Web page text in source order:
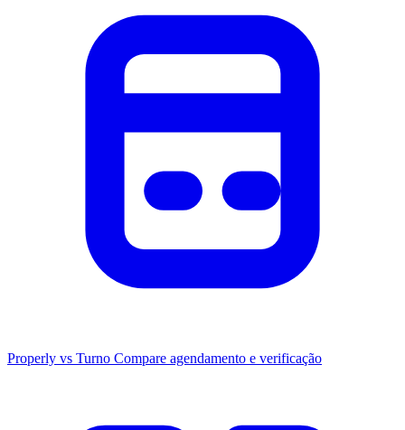
Properly vs Turno Compare agendamento e verificação